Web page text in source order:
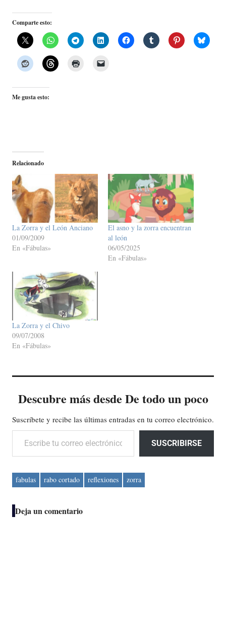
Comparte esto:
Me gusta esto:
Relacionado
La Zorra y el León Anciano
01/09/2009
En «Fábulas»
El asno y la zorra encuentran
al león
06/05/2025
En «Fábulas»
La Zorra y el Chivo
09/07/2008
En «Fábulas»
Descubre más desde De todo un poco
Suscríbete y recibe las últimas entradas en tu correo electrónico.
Escribe tu correo electrónico…
SUSCRIBIRSE
fabulas rabo cortado reflexiones zorra
Deja un comentario